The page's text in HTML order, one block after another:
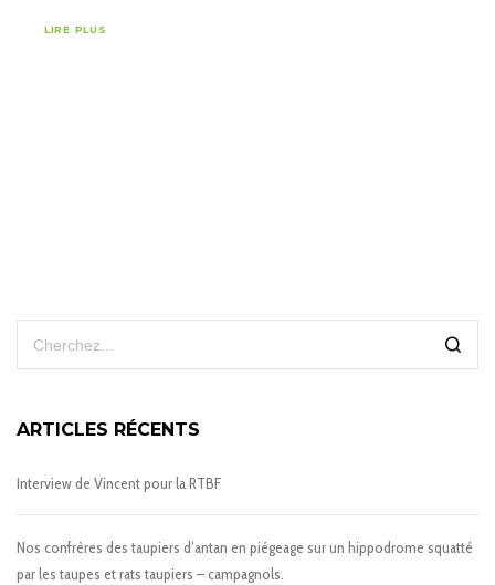
LIRE PLUS
ARTICLES RÉCENTS
Interview de Vincent pour la RTBF
Nos confrères des taupiers d’antan en piégeage sur un hippodrome squatté
par les taupes et rats taupiers – campagnols.